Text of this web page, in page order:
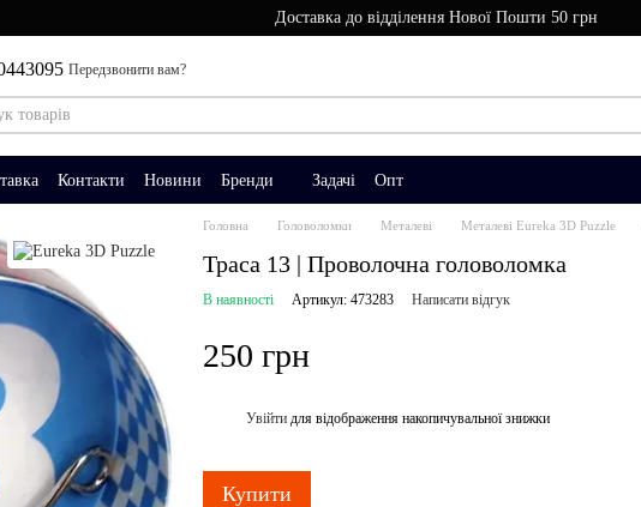
Доставка до відділення Нової Пошти 50 грн
Передзвонити вам?
Контакти Новини Бренди Задачі Опт
Головна Головоломки Металеві Металеві Eureka 3D Puzzle
Траса 13 | Проволочна головоломка
В наявності Артикул: 473283 Написати відгук
250 грн
Увійти для відображення накопичувальної знижки
Купити